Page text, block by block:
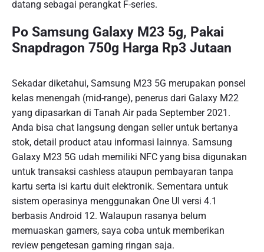
datang sebagai perangkat F-series.
Po Samsung Galaxy M23 5g, Pakai
Snapdragon 750g Harga Rp3 Jutaan
Sekadar diketahui, Samsung M23 5G merupakan ponsel
kelas menengah (mid-range), penerus dari Galaxy M22
yang dipasarkan di Tanah Air pada September 2021.
Anda bisa chat langsung dengan seller untuk bertanya
stok, detail product atau informasi lainnya. Samsung
Galaxy M23 5G udah memiliki NFC yang bisa digunakan
untuk transaksi cashless ataupun pembayaran tanpa
kartu serta isi kartu duit elektronik. Sementara untuk
sistem operasinya menggunakan One UI versi 4.1
berbasis Android 12. Walaupun rasanya belum
memuaskan gamers, saya coba untuk memberikan
review pengetesan gaming ringan saja.